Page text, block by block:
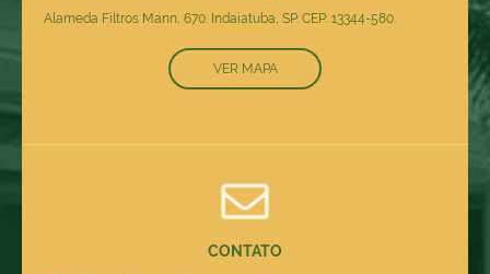
Alameda Filtros Mann, 670. Indaiatuba, SP. CEP: 13344-580.
VER MAPA
CONTATO